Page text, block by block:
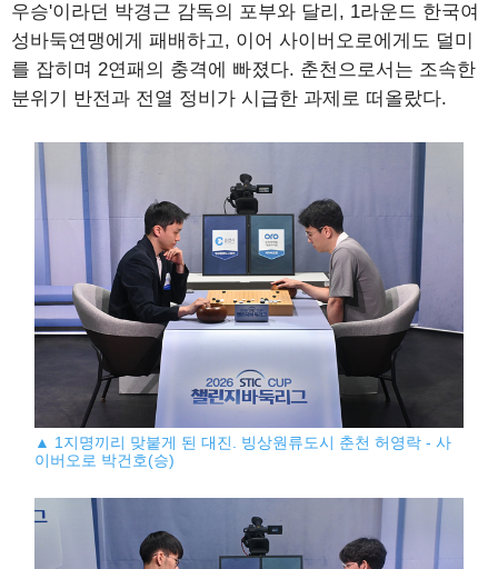
우승'이라던 박경근 감독의 포부와 달리, 1라운드 한국여
성바둑연맹에게 패배하고, 이어 사이버오로에게도 덜미
를 잡히며 2연패의 충격에 빠졌다. 춘천으로서는 조속한
분위기 반전과 전열 정비가 시급한 과제로 떠올랐다.
▲ 1지명끼리 맞붙게 된 대진. 빙상원류도시 춘천 허영락 - 사
이버오로 박건호(승)